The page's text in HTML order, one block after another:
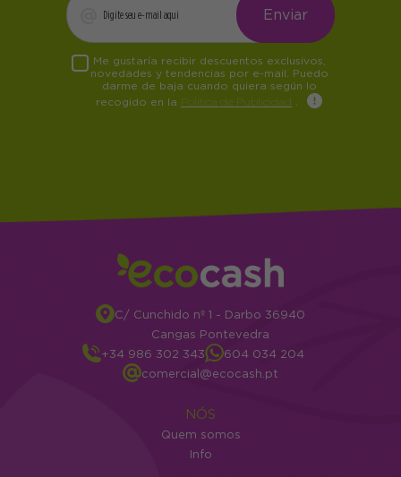
Me gustaría recibir descuentos exclusivos,
novedades y tendencias por e-mail. Puedo
darme de baja cuando quiera según lo
recogido en la Política de Publicidad
C/ Cunchido nº 1 - Darbo 36940
Cangas Pontevedra
+34 986 302 343
604 034 204
comercial@ecocash.pt
NÓS
Quem somos
Info